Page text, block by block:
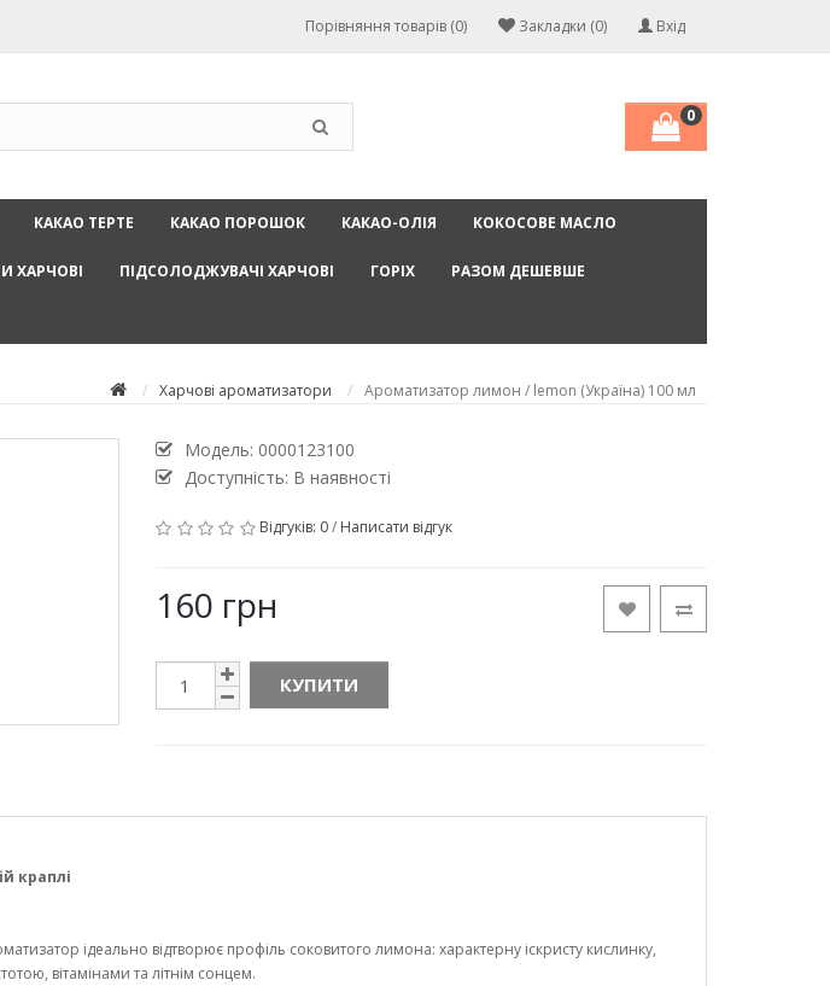
Вхід
Закладки (0)
Порівняння товарів (0)
0
КАКАО ТЕРТЕ КАКАО ПОРОШОК КАКАО-ОЛІЯ КОКОСОВЕ МАСЛО
ХАРЧОВІ ПІДСОЛОДЖУВАЧІ ХАРЧОВІ ГОРІХ РАЗОМ ДЕШЕВШЕ
Харчові ароматизатори Ароматизатор лимон / lemon (Україна) 100 мл
Модель: 0000123100
Доступність: В наявності
Відгуків: 0/ Написати відгук
160 грн
КУПИТИ
краплі
ідеально відтворює профіль соковитого лимона: характерну іскристу кислинку,
вітамінами та літнім сонцем.